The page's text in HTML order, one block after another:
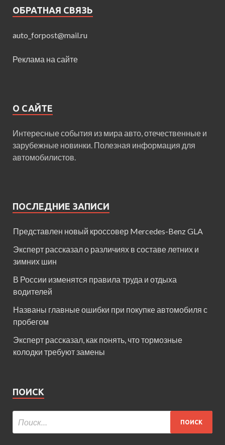
ОБРАТНАЯ СВЯЗЬ
auto_forpost@mail.ru
Реклама на сайте
О САЙТЕ
Интересные события из мира авто, отечественные и
зарубежные новинки. Полезная информация для
автомобилистов.
ПОСЛЕДНИЕ ЗАПИСИ
Представлен новый кроссовер Mercedes-Benz GLA
Эксперт рассказал о различиях в составе летних и
зимних шин
В России изменятся правила труда и отдыха
водителей
Названы главные ошибки при покупке автомобиля с
пробегом
Эксперт рассказал, как понять, что тормозные
колодки требуют замены
ПОИСК